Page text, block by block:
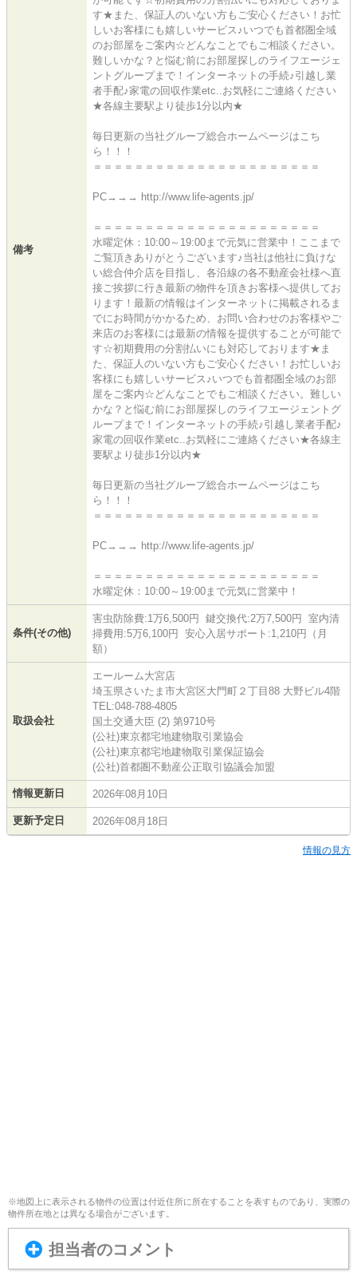
備考
す★また、保証人のいない方もご安心ください！お忙
しいお客様にも嬉しいサービス♪いつでも首都圏全域
のお部屋をご案内☆どんなことでもご相談ください。
難しいかな？と悩む前にお部屋探しのライフエージェ
ントグループまで！インターネットの手続♪引越し業
者手配♪家電の回収作業etc..お気軽にご連絡ください
★各線主要駅より徒歩1分以内★
毎日更新の当社グループ総合ホームページはこち
ら！！！
＝＝＝＝＝＝＝＝＝＝＝＝＝＝＝＝＝＝＝＝＝＝
PC→→→ http://www.life-agents.jp/
＝＝＝＝＝＝＝＝＝＝＝＝＝＝＝＝＝＝＝＝＝＝
水曜定休：10:00～19:00まで元気に営業中！ここまで
ご覧頂きありがとうございます♪当社は他社に負けな
い総合仲介店を目指し、各沿線の各不動産会社様へ直
接ご挨拶に行き最新の物件を頂きお客様へ提供してお
ります！最新の情報はインターネットに掲載されるま
でにお時間がかかるため、お問い合わせのお客様やご
来店のお客様には最新の情報を提供することが可能で
す☆初期費用の分割払いにも対応しております★ま
た、保証人のいない方もご安心ください！お忙しいお
客様にも嬉しいサービス♪いつでも首都圏全域のお部
屋をご案内☆どんなことでもご相談ください。難しい
かな？と悩む前にお部屋探しのライフエージェントグ
ループまで！インターネットの手続♪引越し業者手配♪
家電の回収作業etc..お気軽にご連絡ください★各線主
要駅より徒歩1分以内★
毎日更新の当社グループ総合ホームページはこち
ら！！！
＝＝＝＝＝＝＝＝＝＝＝＝＝＝＝＝＝＝＝＝＝＝
PC→→→ http://www.life-agents.jp/
＝＝＝＝＝＝＝＝＝＝＝＝＝＝＝＝＝＝＝＝＝＝
水曜定休：10:00～19:00まで元気に営業中！
条件(その他)
害虫防除費:1万6,500円 鍵交換代:2万7,500円 室内清
掃費用:5万6,100円 安心入居サポート:1,210円（月
額）
取扱会社
エールーム大宮店
埼玉県さいたま市大宮区大門町２丁目88 大野ビル4階
TEL:048-788-4805
国土交通大臣 (2) 第9710号
(公社)東京都宅地建物取引業協会
(公社)東京都宅地建物取引業保証協会
(公社)首都圏不動産公正取引協議会加盟
情報更新日 2026年08月10日
更新予定日 2026年08月18日
情報の見方
※地図上に表示される物件の位置は付近住所に所在することを表すものであり、実際の
物件所在地とは異なる場合がございます。
担当者のコメント